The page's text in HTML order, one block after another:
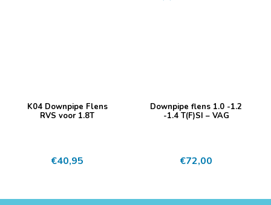
K04 Downpipe Flens
RVS voor 1.8T
€40,95
Downpipe flens 1.0 -1.2
-1.4 T(F)SI – VAG
€72,00